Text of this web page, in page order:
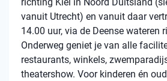
richting Kiel in Noord Duitsland
vanuit Utrecht) en vanuit daar
14.00 uur, via de Deense wateren
Onderweg geniet je van alle
restaurants, winkels,
theatershow. Voor kinderen én